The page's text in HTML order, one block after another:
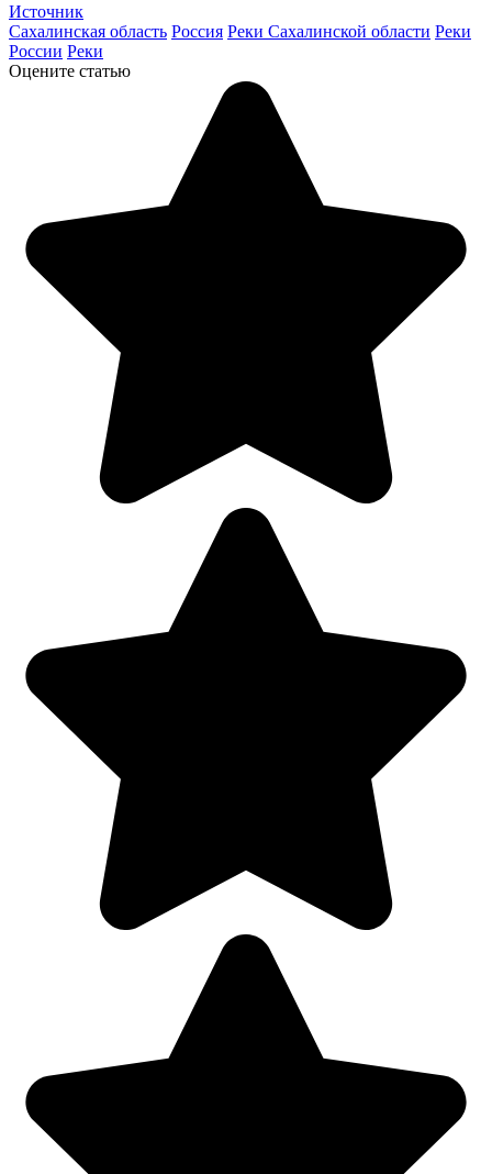
Источник
Сахалинская область Россия Реки Сахалинской области Реки
России Реки
Оцените статью